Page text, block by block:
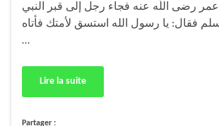
رضى اللّه عنه فجاء رجل إلى قبر النبي
فقال: يا رسول الله استسق لأمتك فأتاه
…
Lire la suite
Partager :